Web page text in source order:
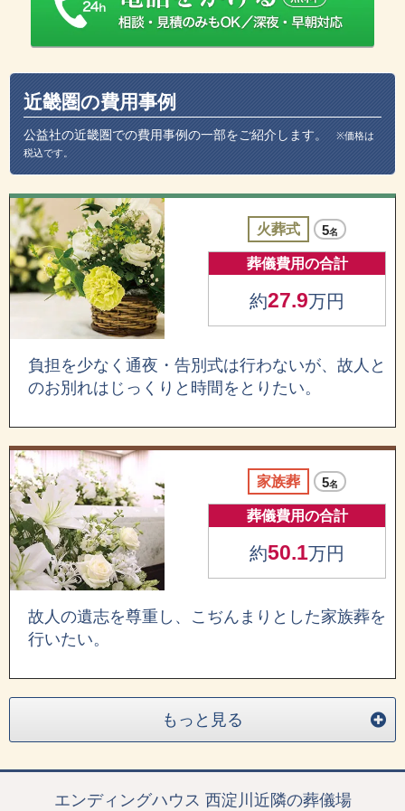
近畿圏の費用事例
公益社の近畿圏での費用事例の一部をご紹介します。
※価格は
税込です。
火葬式 5名
葬儀費用の合計
約27.9万円
負担を少なく通夜・告別式は行わないが、故人と
のお別れはじっくりと時間をとりたい。
家族葬 5名
葬儀費用の合計
約50.1万円
故人の遺志を尊重し、こぢんまりとした家族葬を
行いたい。
もっと見る
エンディングハウス 西淀川近隣の葬儀場